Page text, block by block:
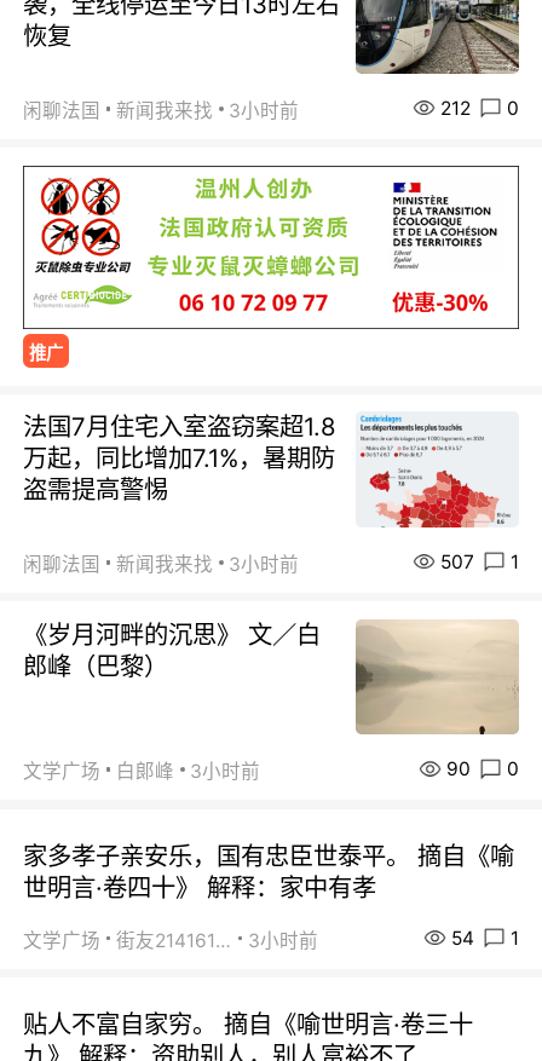
恢复
闲聊法国 新闻我来找 3小时前 212 0
推广
法国7月住宅入室盗窃案超1.8
万起，同比增加7.1%，暑期防
盗需提高警惕
闲聊法国 新闻我来找 3小时前 507 1
《岁月河畔的沉思》 文／白
郎峰（巴黎）
文学广场 白郞峰 3小时前 90 0
家多孝子亲安乐，国有忠臣世泰平。 摘自《喻
世明言·卷四十》 解释：家中有孝
文学广场 街友21416156 3小时前 54 1
贴人不富自家穷。 摘自《喻世明言·卷三十